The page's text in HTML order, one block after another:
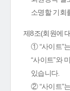
소명할 기회
제8조(회원에
① “사이트”
“사이트”와
있습니다.
② “사이트”